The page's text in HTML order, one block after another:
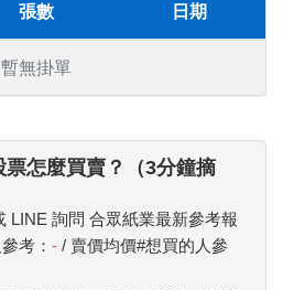
張數 日期
暫無掛單
怎麼買賣？（3分鐘摘
LINE 詢問 合眾紙業最新參考報
考： - / 賣價均價#想買的人參